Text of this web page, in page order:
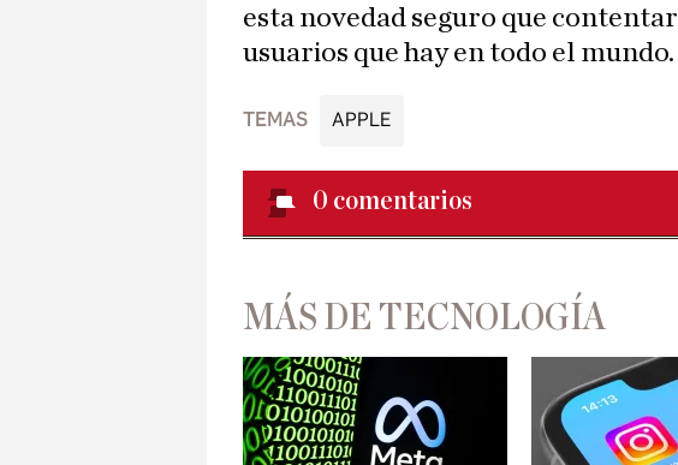
esta novedad seguro que
usuarios que hay en todo el mundo.
TEMAS APPLE
0 comentarios
MÁS DE TECNOLOGÍA